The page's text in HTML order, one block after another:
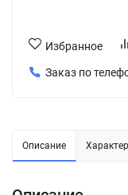
Избранное
Заказ по
Описание